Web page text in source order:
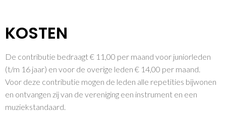
KOSTEN
De contributie bedraagt € 11,00 per maand voor juniorleden
(t/m 16 jaar) en voor de overige leden € 14,00 per maand.
Voor deze contributie mogen de leden alle repetities bijwonen
en ontvangen zij van de vereniging een instrument en een
muziekstandaard.